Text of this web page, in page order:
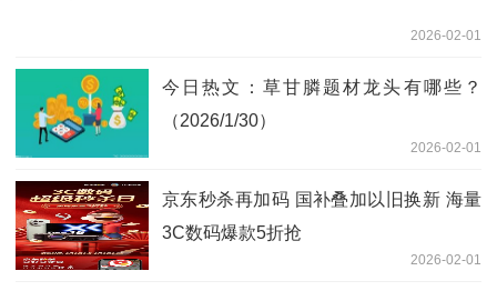
2026-02-01
今日热文：草甘膦题材龙头有哪些？
（2026/1/30）
2026-02-01
京东秒杀再加码 国补叠加以旧换新 海量
3C数码爆款5折抢
2026-02-01